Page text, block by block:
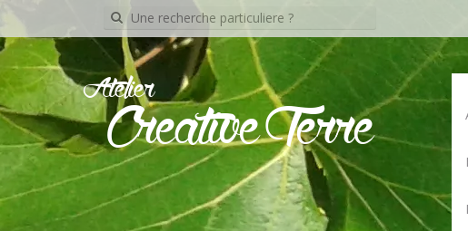
Recherche
pour:
Atelier
Creative Terre